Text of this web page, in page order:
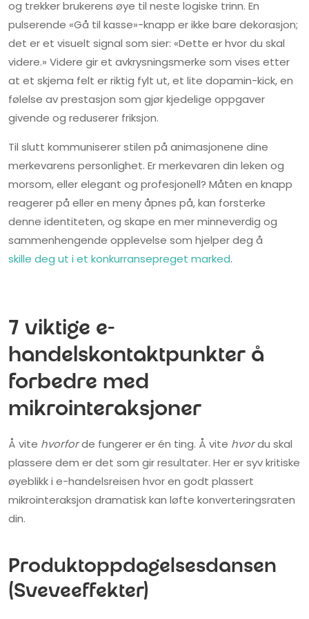
og trekker brukerens øye til neste logiske trinn. En
pulserende «Gå til kasse»-knapp er ikke bare dekorasjon;
det er et visuelt signal som sier: «Dette er hvor du skal
videre.» Videre gir et avkrysningsmerke som vises etter
at et skjema felt er riktig fylt ut, et lite dopamin-kick, en
følelse av prestasjon som gjør kjedelige oppgaver
givende og reduserer friksjon.
Til slutt kommuniserer stilen på animasjonene dine
merkevarens personlighet. Er merkevaren din leken og
morsom, eller elegant og profesjonell? Måten en knapp
reagerer på eller en meny åpnes på, kan forsterke
denne identiteten, og skape en mer minneverdig og
sammenhengende opplevelse som hjelper deg å
skille deg ut i et konkurransepreget marked.
7 viktige e-
handelskontaktpunkter å
forbedre med
mikrointeraksjoner
Å vite hvorforde fungerer er én ting. Å vite hvordu skal
plassere dem er det som gir resultater. Her er syv kritiske
øyeblikk i e-handelsreisen hvor en godt plassert
mikrointeraksjon dramatisk kan løfte konverteringsraten
din.
Produktoppdagelsesdansen
(Sveveeffekter)